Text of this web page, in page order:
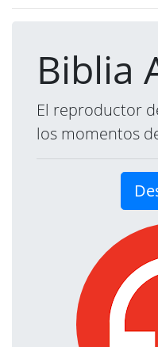
Biblia
El reproductor
los momentos